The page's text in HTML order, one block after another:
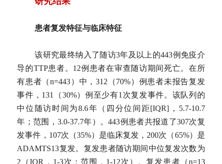
患者复发特征与临床特征
该研究最终纳入了随访3年及以上的443例免疫介
导的TTP患者。12例患者在审查随访期间死亡。在所
有患者（n=443）中，312（70%）例患者未报告复发
事件，131（30%）例至少有1次复发事件。该队列的
中位随访时间为8.6年（四分位间距[IQR]，5.7-10.7
年；范围，3.0-37.7年）。443例患者共报道了307次复
发事件，107次（35%）是临床复发，200次（65%）是
ADAMTS13复发。复发患者随访期间中位复发次数为
2（IQR，1-3次；范围，1-12次）。复发患者（n=13